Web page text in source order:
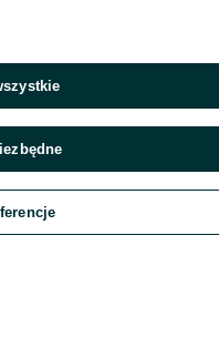
Czat